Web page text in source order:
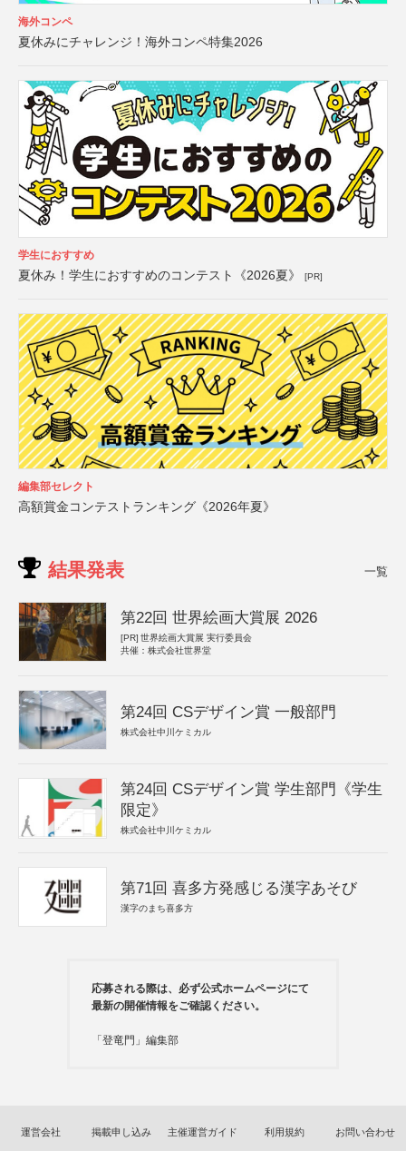
海外コンペ
夏休みにチャレンジ！海外コンペ特集2026
学生におすすめ
夏休み！学生におすすめのコンテスト《2026夏》 [PR]
編集部セレクト
高額賞金コンテストランキング《2026年夏》
結果発表 一覧
第22回 世界絵画大賞展 2026
[PR] 世界絵画大賞展 実行委員会
共催：株式会社世界堂
第24回 CSデザイン賞 一般部門
株式会社中川ケミカル
第24回 CSデザイン賞 学生部門《学生
限定》
株式会社中川ケミカル
第71回 喜多方発感じる漢字あそび
漢字のまち喜多方
応募される際は、必ず公式ホームページにて
最新の開催情報をご確認ください。
「登竜門」編集部
運営会社 掲載申し込み 主催運営ガイド 利用規約 お問い合わせ